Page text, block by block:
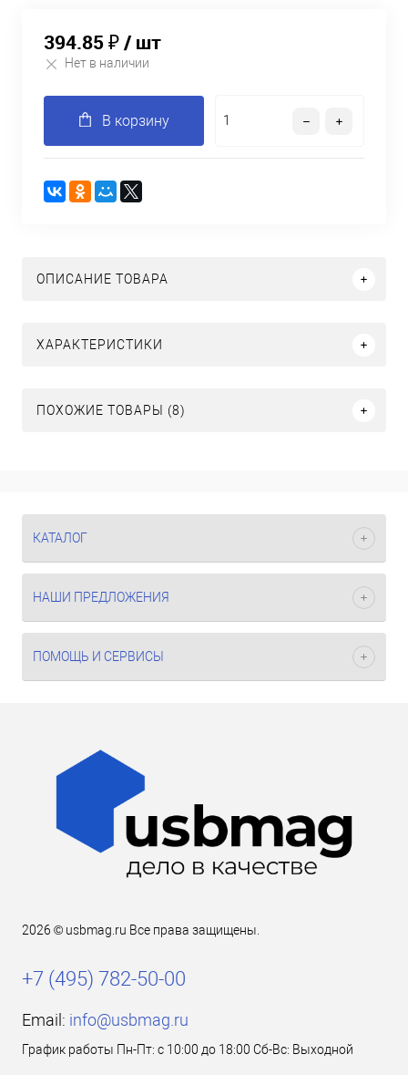
394.85 ₽/ шт
Нет в наличии
В корзину
ОПИСАНИЕ ТОВАРА
ХАРАКТЕРИСТИКИ
ПОХОЖИЕ ТОВАРЫ (8)
КАТАЛОГ
НАШИ ПРЕДЛОЖЕНИЯ
ПОМОЩЬ И СЕРВИСЫ
2026 © usbmag.ru Все права защищены.
+7 (495) 782-50-00
Email: info@usbmag.ru
График работы Пн-Пт: с 10:00 до 18:00 Сб-Вс: Выходной